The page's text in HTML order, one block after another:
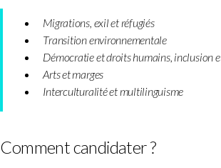
Migrations, exil et réfugiés
Transition environnementale
Démocratie et droits humains, inclusion
Arts et marges
Interculturalité et multilinguisme
Comment candidater ?